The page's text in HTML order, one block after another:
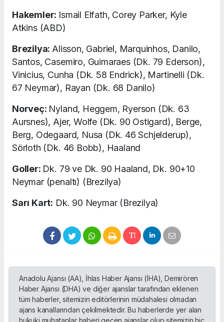
Hakemler: Ismail Elfath, Corey Parker, Kyle
Atkins (ABD)
Brezilya:Alisson, Gabriel, Marquinhos, Danilo,
Santos, Casemiro, Guimaraes (Dk. 79 Ederson),
Vinicius, Cunha (Dk. 58 Endrick), Martinelli (Dk.
67 Neymar), Rayan (Dk. 68 Danilo)
Norveç: Nyland, Heggem, Ryerson (Dk. 63
Aursnes), Ajer, Wolfe (Dk. 90 Ostigard), Berge,
Berg, Odegaard, Nusa (Dk. 46 Schjelderup),
Sörloth (Dk. 46 Bobb), Haaland
Goller: Dk. 79 ve Dk. 90 Haaland, Dk. 90+10
Neymar (penaltı) (Brezilya)
Sarı Kart: Dk. 90 Neymar (Brezilya)
Anadolu Ajansı (AA), İhlas Haber Ajansı (İHA), Demirören
Haber Ajansı (DHA) ve diğer ajanslar tarafından eklenen
tüm haberler, sitemizin editörlerinin müdahalesi olmadan
ajans kanallarından çekilmektedir. Bu haberlerde yer alan